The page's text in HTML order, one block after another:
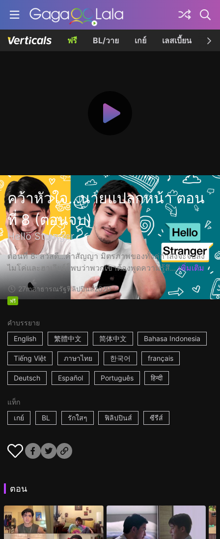
ฟรี BL/วาย เกย์ เลสเบี้ยน เค
คว้าหัวใจ...นายแปลกหน้า ตอน
ที่ 8 (ตอนจบ)
Hello Stranger
ตอนที่ 8: สวัสดี…คำสัญญา มิตรภาพของทั้งคู่กำลังจะจบลง
ไมโค่และฮาเวียร์ก็พบว่าพวกเขาต้องพูดความรู้สึ... เพิ่มเติม
27mสาธารณรัฐฟิลิปปินส์2020
ฟรี
คำบรรยาย
English
繁體中文 简体中文 Bahasa Indonesia
Tiếng Việt ภาษาไทย 한국어 français
Deutsch Español Português हिन्दी
แท็ก
เกย์
BL รักใสๆ ฟิลิปปินส์ ซีรีส์
ตอน